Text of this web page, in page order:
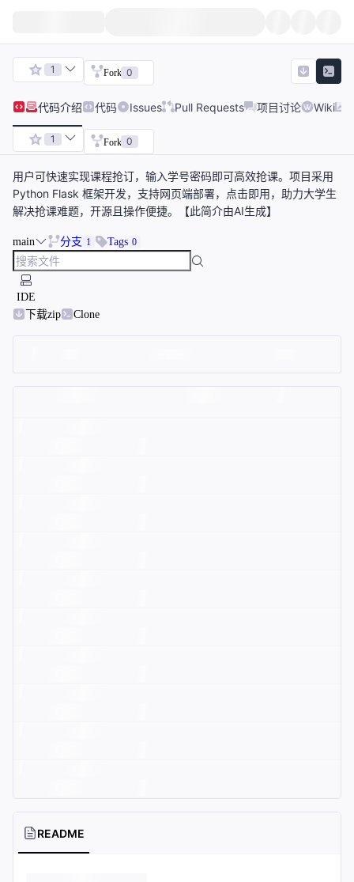
1 Fork 0
代码介绍 代码 Issues Pull Requests 项目讨论 Wiki
1 Fork 0
用户可快速实现课程抢订，输入学号密码即可高效抢课。项目采用
Python Flask 框架开发，支持网页端部署，点击即用，助力大学生
解决抢课难题，开源且操作便捷。【此简介由AI生成】
main 分支 1 Tags 0
IDE
下载zip
Clone
README